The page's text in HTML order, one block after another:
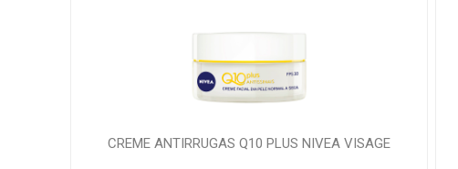
CREME ANTIRRUGAS Q10 PLUS NIVEA VISAGE